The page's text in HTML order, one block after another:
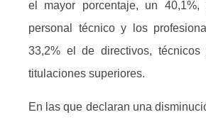
el mayor porcentaje, un 40,1%,
personal técnico y los
33,2% el de directivos, técnicos
titulaciones superiores.
En las que declaran una